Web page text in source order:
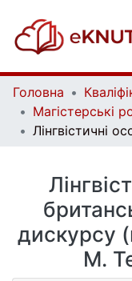
Головна
дискурсу
М.